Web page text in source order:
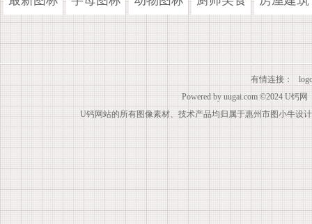
有情连接：
Powered by uugai.com ©2024 U钙网
U钙网站的所有图像素材、技术产品均归属于惠州市图小牛设